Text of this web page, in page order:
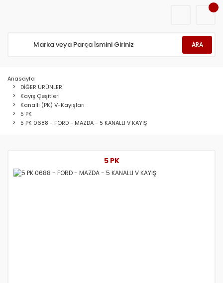
ARA
Anasayfa
DİĞER ÜRÜNLER
Kayış Çeşitleri
Kanallı (PK) V-Kayışları
5 PK
5 PK 0688 - FORD - MAZDA - 5 KANALLI V KAYIŞ
5 PK